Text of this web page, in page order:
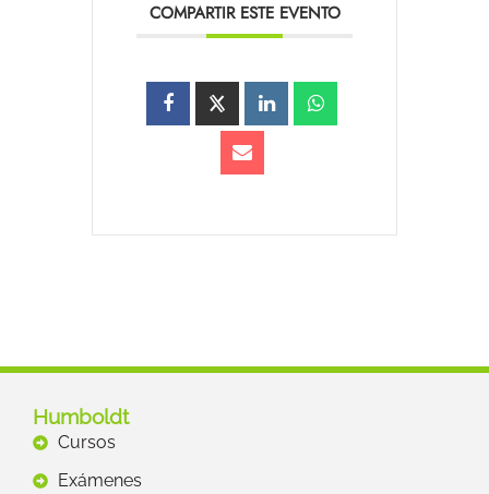
COMPARTIR ESTE EVENTO
Humboldt
Cursos
Exámenes